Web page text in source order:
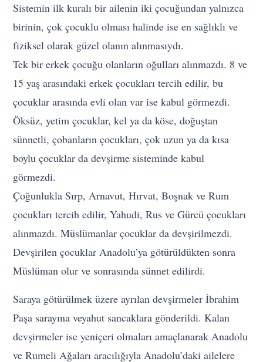
Sistemin ilk kuralı bir ailenin iki çocuğundan yalnızca
birinin, çok çocuklu olması halinde ise en sağlıklı ve
fiziksel olarak güzel olanın alınmasıydı.
Tek bir erkek çocuğu olanların oğulları alınmazdı. 8 ve
15 yaş arasındaki erkek çocukları tercih edilir, bu
çocuklar arasında evli olan var ise kabul görmezdi.
Öksüz, yetim çocuklar, kel ya da köse, doğuştan
sünnetli, çobanların çocukları, çok uzun ya da kısa
boylu çocuklar da devşirme sisteminde kabul
görmezdi.
Çoğunlukla Sırp, Arnavut, Hırvat, Boşnak ve Rum
çocukları tercih edilir, Yahudi, Rus ve Gürcü çocukları
alınmazdı. Müslümanlar çocuklar da devşirilmezdi.
Devşirilen çocuklar Anadolu’ya götürüldükten sonra
Müslüman olur ve sonrasında sünnet edilirdi.
Saraya götürülmek üzere ayrılan devşirmeler İbrahim
Paşa sarayına veyahut sancaklara gönderildi. Kalan
devşirmeler ise yeniçeri olmaları amaçlanarak Anadolu
ve Rumeli Ağaları aracılığıyla Anadolu’daki ailelere